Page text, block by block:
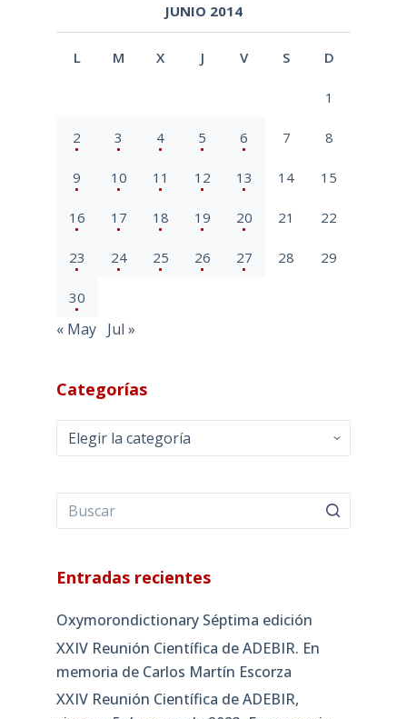
JUNIO 2014
L M X J V S D
1
2 3 4 5 6 7 8
9 10 11 12 13 14 15
16 17 18 19 20 21 22
23 24 25 26 27 28 29
30
« May Jul »
Categorías
Categorías
Entradas recientes
Oxymorondictionary Séptima edición
XXIV Reunión Científica de ADEBIR. En
memoria de Carlos Martín Escorza
XXIV Reunión Científica de ADEBIR,